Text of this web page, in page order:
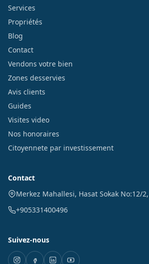
Services
Propriétés
Blog
Contact
Vendons votre bien
Zones desservies
Avis clients
Guides
Visites video
Nos honoraires
Citoyennete par investissement
Contact
Merkez Mahallesi, Hasat Sokak No:12/2,
+905331400496
Suivez-nous